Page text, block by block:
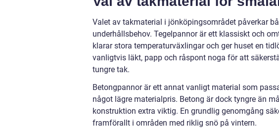
Valet av takmaterial i jönköpingsområdet påverkar
underhållsbehov. Tegelpannor är ett klassiskt och
klarar stora temperaturväxlingar och ger huset en
vanligtvis läkt, papp och råspont noga för att
tungre tak.
Betongpannor är ett annat vanligt material som
något lägre materialpris. Betong är dock tyngre än
konstruktion extra viktig. En grundlig genomgång
framförallt i områden med riklig snö på vintern.